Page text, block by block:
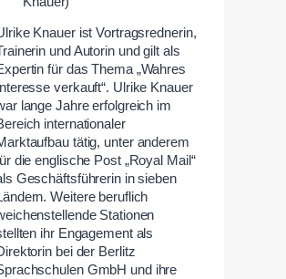
Knauer ist Vortragsrednerin,
und Autorin und gilt als
für das Thema „Wahres
Interesse verkauft“. Ulrike Knauer
lange Jahre erfolgreich im
internationaler
tätig, unter anderem
die englische Post „Royal Mail“
Geschäftsführerin in sieben
Weitere beruflich
Stationen
ihr Engagement als
bei der Berlitz
GmbH und ihre